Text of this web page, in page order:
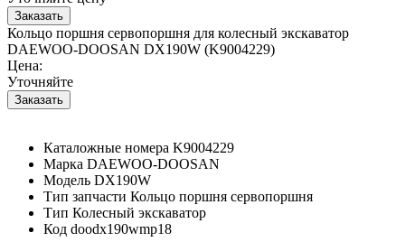
Кольцо поршня сервопоршня для колесный экскаватор
DAEWOO-DOOSAN DX190W (K9004229)
Цена:
Уточняйте
Каталожные номера K9004229
Марка DAEWOO-DOOSAN
Модель DX190W
Тип запчасти Кольцо поршня сервопоршня
Тип Колесный экскаватор
Код doodx190wmp18